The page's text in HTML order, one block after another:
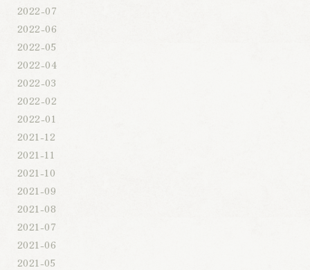
2022-07
2022-06
2022-05
2022-04
2022-03
2022-02
2022-01
2021-12
2021-11
2021-10
2021-09
2021-08
2021-07
2021-06
2021-05